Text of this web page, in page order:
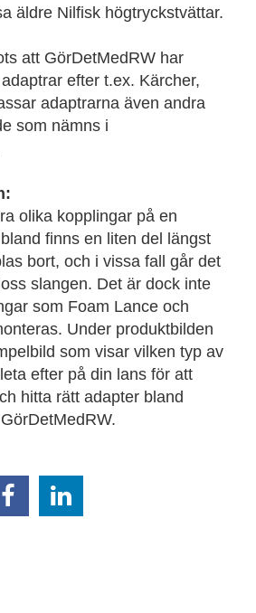
äldre Nilfisk högtryckstvättar.
att GörDetMedRW har
efter t.ex. Kärcher,
adaptrarna även andra
som nämns i
olika kopplingar på en
finns en liten del längst
bort, och i vissa fall går det
slangen. Det är dock inte
som Foam Lance och
Under produktbilden
som visar vilken typ av
efter på din lans för att
hitta rätt adapter bland